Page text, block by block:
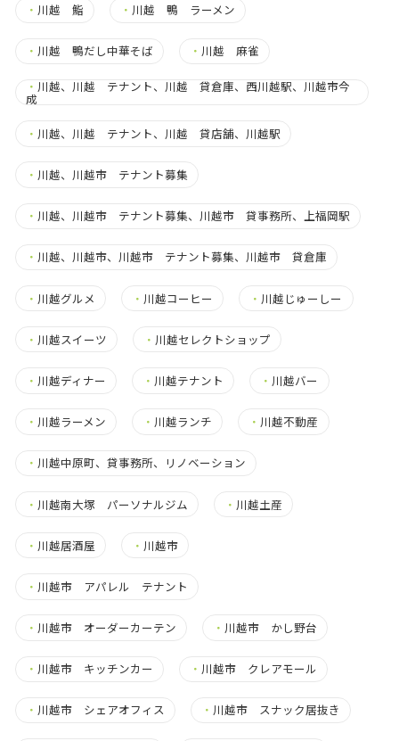
・ 川越 鮨 ・ 川越 鴨 ラーメン
・ 川越 鴨だし中華そば ・ 川越 麻雀
・ 川越、川越 テナント、川越 貸倉庫、西川越駅、川越市今
成
・ 川越、川越 テナント、川越 貸店舗、川越駅
・ 川越、川越市 テナント募集
・ 川越、川越市 テナント募集、川越市 貸事務所、上福岡駅
・ 川越、川越市、川越市 テナント募集、川越市 貸倉庫
・ 川越グルメ ・ 川越コーヒー ・ 川越じゅーしー
・ 川越スイーツ ・ 川越セレクトショップ
・ 川越ディナー ・ 川越テナント ・ 川越バー
・ 川越ラーメン ・ 川越ランチ ・ 川越不動産
・ 川越中原町、貸事務所、リノベーション
・ 川越南大塚 パーソナルジム ・ 川越土産
・ 川越居酒屋 ・ 川越市
・ 川越市 アパレル テナント
・ 川越市 オーダーカーテン ・ 川越市 かし野台
・ 川越市 キッチンカー ・ 川越市 クレアモール
・ 川越市 シェアオフィス ・ 川越市 スナック居抜き